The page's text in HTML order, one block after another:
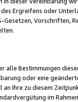
Ergreifens oder
Vorschriften,
alle Bestimmungen
oder eine
an Ihre zu diesem
im